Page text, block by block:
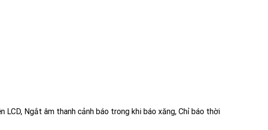
LCD, Ngắt âm thanh cảnh báo trong khi báo xăng, Chỉ báo thời